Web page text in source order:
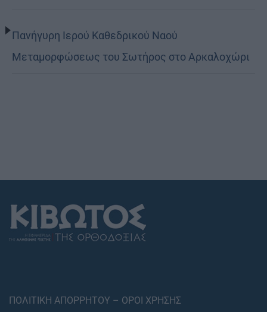
Πανήγυρη Ιερού Καθεδρικού Ναού
Μεταμορφώσεως του Σωτήρος στο Αρκαλοχώρι
ΠΟΛΙΤΙΚΗ ΑΠΟΡΡΗΤΟΥ – ΟΡΟΙ ΧΡΗΣΗΣ